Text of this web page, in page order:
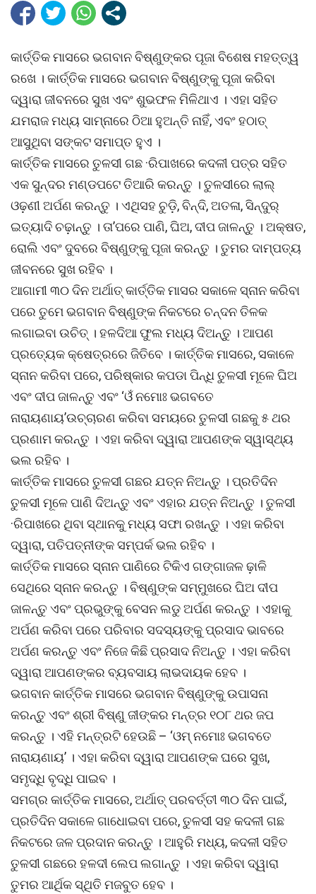
କାର୍ତ୍ତିକ ମାସରେ ଭଗବାନ ବିଷ୍ଣୁଙ୍କର ପୂଜା ବିଶେଷ ମହତ୍ତ୍ୱ
ରଖେ । କାର୍ତ୍ତିକ ମାସରେ ଭଗବାନ ବିଷ୍ଣୁଙ୍କୁ ପୂଜା କରିବା
ଦ୍ୱାରା ଜୀବନରେ ସୁଖ ଏବଂ ଶୁଭଫଳ ମିଳିଥାଏ । ଏହା ସହିତ
ଯମରାଜ ମଧ୍ୟ ସାମ୍ନାରେ ଠିଆ ହୁଅନ୍ତି ନାହିଁ, ଏବଂ ହଠାତ୍
ଆସୁଥିବା ସଙ୍କଟ ସମାପ୍ତ ହୁଏ ।
କାର୍ତ୍ତିକ ମାସରେ ତୁଳସୀ ଗଛ ·ରିପାଖରେ କଦଳୀ ପତ୍ର ସହିତ
ଏକ ସୁନ୍ଦର ମଣ୍ଡପଟେ ତିଆରି କରନ୍ତୁ । ତୁଳସୀରେ ଲାଲ୍
ଓଢ଼ଣୀ ଅର୍ପଣ କରନ୍ତୁ । ଏଥିସହ ଚୁଡ଼ି, ବିନ୍ଦି, ଅତଳା, ସିନ୍ଦୁର୍
ଇତ୍ୟାଦି ଚଢ଼ାନ୍ତୁ । ତା’ପରେ ପାଣି, ଘିଅ, ଦୀପ ଜାଳନ୍ତୁ । ଅକ୍ଷତ,
ରୋଲି ଏବଂ ଦୁବରେ ବିଷ୍ଣୁଙ୍କୁ ପୂଜା କରନ୍ତୁ । ତୁମର ଦାମ୍ପତ୍ୟ
ଜୀବନରେ ସୁଖ ରହିବ ।
ଆଗାମୀ ୩୦ ଦିନ ଅର୍ଥାତ୍ କାର୍ତ୍ତିକ ମାସର ସକାଳେ ସ୍ନାନ କରିବା
ପରେ ତୁମେ ଭଗବାନ ବିଷ୍ଣୁଙ୍କ ନିକଟରେ ଚନ୍ଦନ ତିଳକ
ଲଗାଇବା ଉଚିତ୍ । ହଳଦିଆ ଫୁଲ ମଧ୍ୟ ଦିଅନ୍ତୁ । ଆପଣ
ପ୍ରତ୍ୟେକ କ୍ଷେତ୍ରରେ ଜିତିବେ । କାର୍ତ୍ତିକ ମାସରେ, ସକାଳେ
ସ୍ନାନ କରିବା ପରେ, ପରିଷ୍କାର କପଡା ପିନ୍ଧି ତୁଳସୀ ମୂଳେ ଘିଅ
ଏବଂ ଦୀପ ଜାଳନ୍ତୁ ଏବଂ ‘ଓଁ ନମୋଃ ଭଗବତେ
ନାରାୟଣାୟ’ଉଚ୍ଚାରଣ କରିବା ସମୟରେ ତୁଳସୀ ଗଛକୁ ୫ ଥର
ପ୍ରଣାମ କରନ୍ତୁ । ଏହା କରିବା ଦ୍ୱାରା ଆପଣଙ୍କ ସ୍ୱାସ୍ଥ୍ୟ
ଭଲ ରହିବ ।
କାର୍ତ୍ତିକ ମାସରେ ତୁଳସୀ ଗଛର ଯତ୍ନ ନିଅନ୍ତୁ । ପ୍ରତିଦିନ
ତୁଳସୀ ମୂଳେ ପାଣି ଦିଅନ୍ତୁ ଏବଂ ଏହାର ଯତ୍ନ ନିଅନ୍ତୁ । ତୁଳସୀ
·ରିପାଖରେ ଥିବା ସ୍ଥାନକୁ ମଧ୍ୟ ସଫା ରଖନ୍ତୁ । ଏହା କରିବା
ଦ୍ୱାରା, ପତିପତ୍ନୀଙ୍କ ସମ୍ପର୍କ ଭଲ ରହିବ ।
କାର୍ତ୍ତିକ ମାସରେ ସ୍ନାନ ପାଣିରେ ଟିକିଏ ଗଙ୍ଗାଜଳ ଢ଼ାଳି
ସେଥିରେ ସ୍ନାନ କରନ୍ତୁ । ବିଷ୍ଣୁଙ୍କ ସମ୍ମୁଖରେ ଘିଅ ଦୀପ
ଜାଳନ୍ତୁ ଏବଂ ପ୍ରଭୁଙ୍କୁ ବେସନ ଲଡୁ ଅର୍ପଣ କରନ୍ତୁ । ଏହାକୁ
ଅର୍ପଣ କରିବା ପରେ ପରିବାର ସଦସ୍ୟଙ୍କୁ ପ୍ରସାଦ ଭାବରେ
ଅର୍ପଣ କରନ୍ତୁ ଏବଂ ନିଜେ କିଛି ପ୍ରସାଦ ନିଅନ୍ତୁ । ଏହା କରିବା
ଦ୍ୱାରା ଆପଣଙ୍କର ବ୍ୟବସାୟ ଲାଭଦାୟକ ହେବ ।
ଭଗବାନ କାର୍ତ୍ତିକ ମାସରେ ଭଗବାନ ବିଷ୍ଣୁଙ୍କୁ ଉପାସନା
କରନ୍ତୁ ଏବଂ ଶ୍ରୀ ବିଷ୍ଣୁ ଜୀଙ୍କର ମନ୍ତ୍ର ୧୦୮ ଥର ଜପ
କରନ୍ତୁ । ଏହି ମନ୍ତ୍ରଟି ହେଉଛି – ‘ଓମ୍ ନମୋଃ ଭଗବତେ
ନାରାୟଣାୟ’ । ଏହା କରିବା ଦ୍ୱାରା ଆପଣଙ୍କ ଘରେ ସୁଖ,
ସମୃଦ୍ଧି ବୃଦ୍ଧି ପାଇବ ।
ସମଗ୍ର କାର୍ତ୍ତିକ ମାସରେ, ଅର୍ଥାତ୍ ପରବର୍ତ୍ତୀ ୩୦ ଦିନ ପାଇଁ,
ପ୍ରତିଦିନ ସକାଳେ ଗାଧୋଇବା ପରେ, ତୁଳସୀ ସହ କଦଳୀ ଗଛ
ନିକଟରେ ଜଳ ପ୍ରଦାନ କରନ୍ତୁ । ଆହୁରି ମଧ୍ୟ, କଦଳୀ ସହିତ
ତୁଳସୀ ଗଛରେ ହଳଦୀ ଲେପ ଲଗାନ୍ତୁ । ଏହା କରିବା ଦ୍ୱାରା
ତୁମର ଆର୍ଥିକ ସ୍ଥିତି ମଜବୁତ ହେବ ।